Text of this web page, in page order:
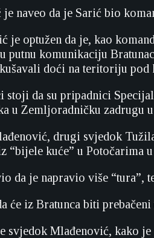
je naveo da je Sarić bio
je optužen da je, kao
putnu komunikaciju
doći na teritoriju
stoji da su pripadnici
u Zemljoradničku zadrugu
drugi svjedok
“bijele kuće” u Potočarima
da je napravio više “tura”,
će iz Bratunca biti
svjedok Mlađenović, kako